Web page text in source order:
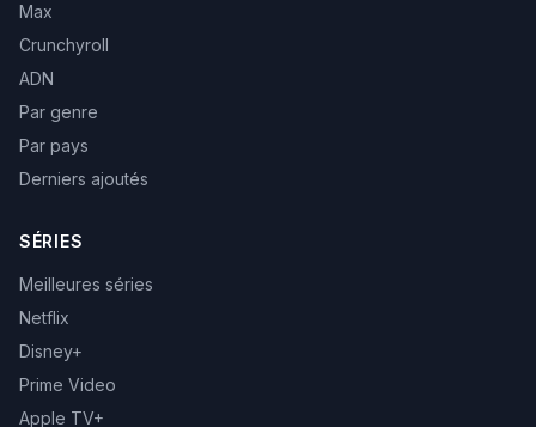
Max
Crunchyroll
ADN
Par genre
Par pays
Derniers ajoutés
SÉRIES
Meilleures séries
Netflix
Disney+
Prime Video
Apple TV+